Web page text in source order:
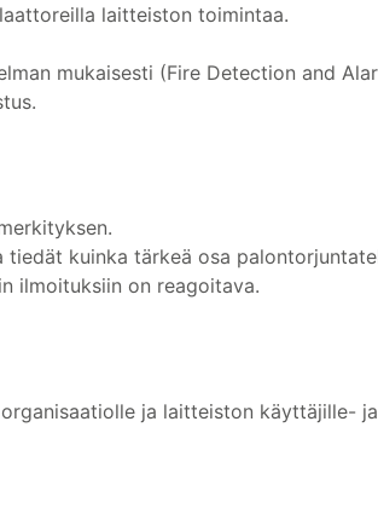
laitteiston toimintaa.
mukaisesti (Fire Detection and
kuinka tärkeä osa
ilmoituksiin on reagoitava.
ja laitteiston käyttäjille-